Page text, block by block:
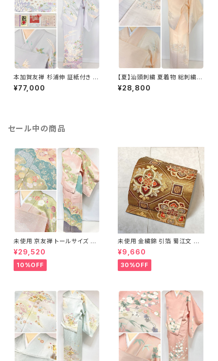
本加賀友禅 杉浦伸 証紙付き 訪
問着 花柄 正絹 紫 白 パステル
白菫色 1080
¥77,000
【夏】汕頭刺繍 夏着物 総刺繍
絽 訪問着 正絹 オレンジ サーモ
ンピンク 水色 1243
¥28,800
セール中の商品
未使用 京友禅 トールサイズ 染
め分け 金彩 訪問着 袷 正絹 ピ
ンク 黄緑 紫 黄色 1438
¥29,520
10%OFF
未使用 金繍錦 引箔 蜀江文 唐
織 華紋 袋帯 正絹 金糸 ゴール
ド 赤 紫 710
¥9,660
30%OFF